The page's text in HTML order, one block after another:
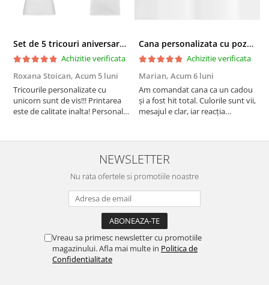
Set de 5 tricouri aniversare pentru nasi, parinti si copil, personalizate cu nume, varsta si mesaj "Motivul fericirii lor" model Unicorn
Achizitie verificata
Roxana Stoican, Acum 5 luni
Tricourile personalizate cu
unicorn sunt de vis!!! Printarea
este de calitate inalta! Personalul
purtam cu drag la aniversate
Cana personalizata cu poza si model Pensionare
Achizitie verificata
Marian, Acum 6 luni
Am comandat cana ca un cadou
și a fost hit total. Culorile sunt vii,
mesajul e clar, iar reacția
NEWSLETTER
Nu rata ofertele si promotiile noastre
Vreau sa primesc newsletter cu promotiile
magazinului. Afla mai multe in Politica de
Confidentialitate